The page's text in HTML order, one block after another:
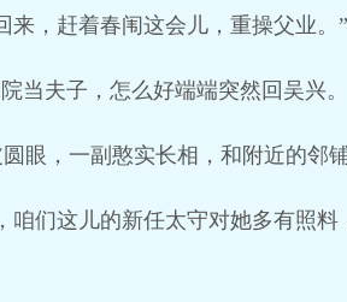
来，赶着春闱这会儿，重操父业。”
夫子，怎么好端端突然回吴兴。
眼，一副憨实长相，和附近的邻
们这儿的新任太守对她多有照料